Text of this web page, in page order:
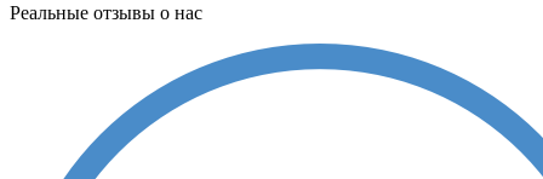
Реальные отзывы о нас